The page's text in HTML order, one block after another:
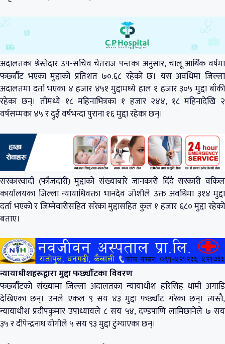
अदालतका श्रेस्तेदार उप-सचिव चेतराज पन्तका अनुसार, चालू आर्थिक वर्षमा
फर्छ्यौट भएका मुद्दाको प्रतिशत ७०.६८ रहेको छ। यस अवधिमा जिल्ला
अदालतमा दर्ता भएका ४ हजार ४५१ मुद्दामध्ये हाल १ हजार ३०५ मुद्दा बाँकी
रहेका छन्। तीमध्ये १८ महिनाभित्रका १ हजार २४४, १८ महिनादेखि २
वर्षसम्मका ४५ र दुई वर्षभन्दा पुराना १६ मुद्दा रहेका छन्।
सरकारवादी (फौजदारी) मुद्दाको संख्याबारे जानकारी दिँदै सरकारी वकिल
कार्यालयका जिल्ला न्यायाधिवक्ता भानदेव जोशीले उक्त अवधिमा ३१४ मुद्दा
दर्ता भएको र जिम्मेवारीसहित सरेका मुद्दासहित कुल १ हजार ६८० मुद्दा रहेको
बताए।
न्यायाधीशहरूद्वारा मुद्दा फर्छ्यौटका विवरण
फर्छ्यौटको संख्यामा जिल्ला अदालतका न्यायाधीश हरिसिंह धामी अगाडि
देखिएका छन्। उनले एकल ९ सय ४३ मुद्दा फर्छ्यौट गरेका छन्। त्यस्तै,
न्यायाधीश प्रदीपकुमार उपाध्यायले ८ सय ५४, दण्डपाणि लामिछानेले ७ सय
३५ र दीपेन्द्रनाथ योगीले ५ सय ९३ मुद्दा टुंग्याएका छन्।